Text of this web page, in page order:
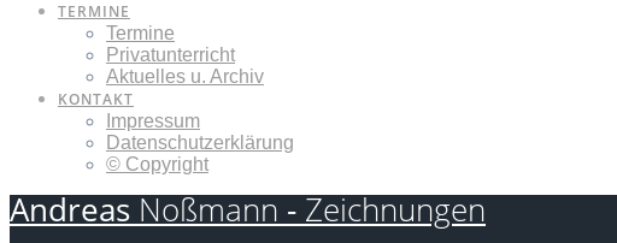
TERMINE
Termine
Privatunterricht
Aktuelles u. Archiv
KONTAKT
Impressum
Datenschutzerklärung
© Copyright
Andreas Noßmann - Zeichnungen